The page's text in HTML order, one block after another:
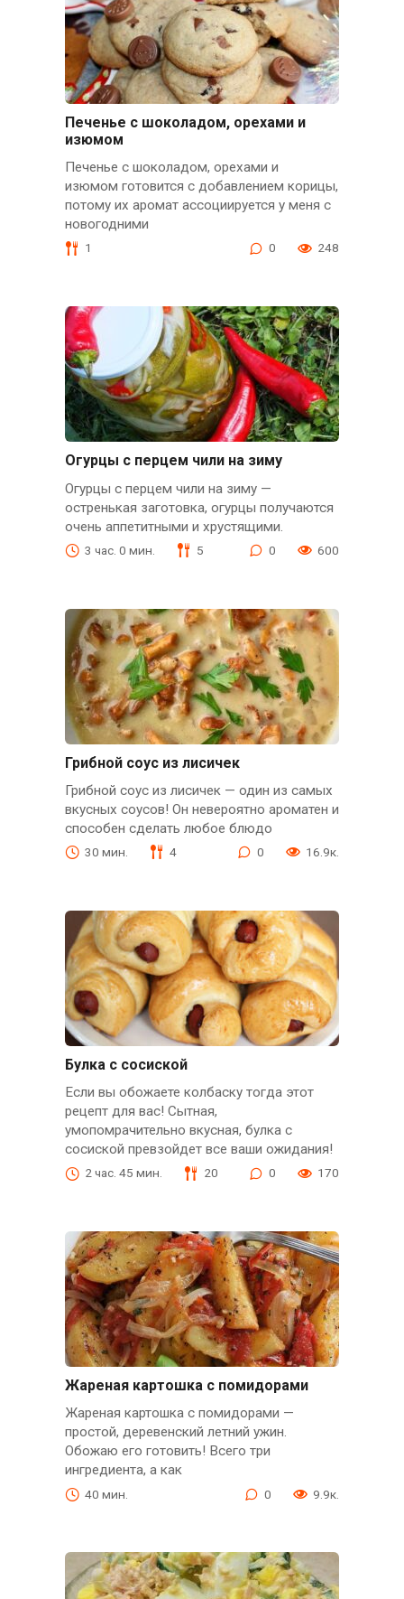
Печенье с шоколадом, орехами и
изюмом
Печенье с шоколадом, орехами и
изюмом готовится с добавлением корицы,
потому их аромат ассоциируется у меня с
новогодними
1 0 248
Огурцы с перцем чили на зиму
Огурцы с перцем чили на зиму —
остренькая заготовка, огурцы получаются
очень аппетитными и хрустящими.
3 час. 0 мин. 5 0 600
Грибной соус из лисичек
Грибной соус из лисичек — один из самых
вкусных соусов! Он невероятно ароматен и
способен сделать любое блюдо
30 мин. 4 0 16.9к.
Булка с сосиской
Если вы обожаете колбаску тогда этот
рецепт для вас! Сытная,
умопомрачительно вкусная, булка с
сосиской превзойдет все ваши ожидания!
2 час. 45 мин. 20 0 170
Жареная картошка с помидорами
Жареная картошка с помидорами —
простой, деревенский летний ужин.
Обожаю его готовить! Всего три
ингредиента, а как
40 мин. 0 9.9к.